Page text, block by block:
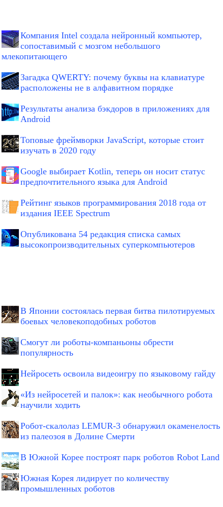
Компания Intel создала нейронный компьютер,
сопоставимый с мозгом небольшого
млекопитающего
Загадка QWERTY: почему буквы на клавиатуре
расположены не в алфавитном порядке
Результаты анализа бэкдоров в приложениях для
Android
Топовые фреймворки JavaScript, которые стоит
изучать в 2020 году
Google выбирает Kotlin, теперь он носит статус
предпочтительного языка для Android
Рейтинг языков программирования 2018 года от
издания IEEE Spectrum
Опубликована 54 редакция списка самых
высокопроизводительных суперкомпьютеров
В Японии состоялась первая битва пилотируемых
боевых человекоподобных роботов
Смогут ли роботы-компаньоны обрести
популярность
Нейросеть освоила видеоигру по языковому гайду
«Из нейросетей и палок»: как необычного робота
научили ходить
Робот-скалолаз LEMUR-3 обнаружил окаменелость
из палеозоя в Долине Смерти
В Южной Корее построят парк роботов Robot Land
Южная Корея лидирует по количеству
промышленных роботов